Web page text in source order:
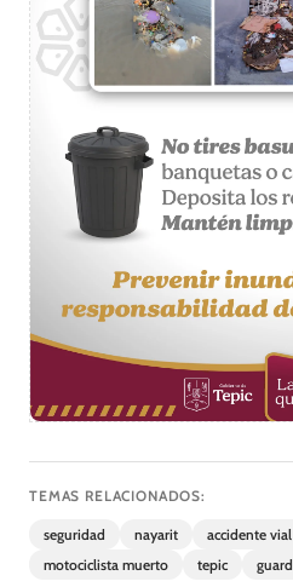
TEMAS RELACIONADOS:
seguridad nayarit accidente vial
motociclista muerto
tepic